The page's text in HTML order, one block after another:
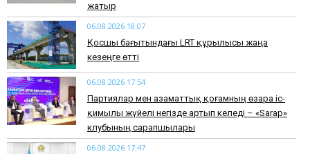
жатыр
06.08.2026 18:07
Қосшы бағытындағы LRT құрылысы жаңа
кезеңге өтті
06.08.2026 17:54
Партиялар мен азаматтық қоғамның өзара іс-
қимылы жүйелі негізде артып келеді – «Sarap»
клубының сарапшылары
06.08.2026 17:47